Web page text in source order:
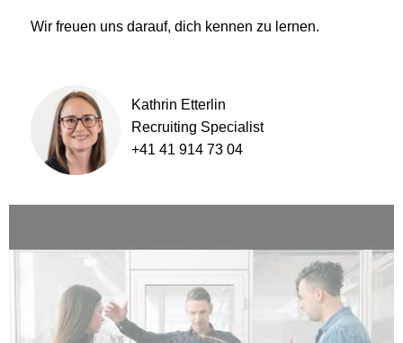
Wir freuen uns darauf, dich kennen zu lernen.
Kathrin Etterlin
Recruiting Specialist
+41 41 914 73 04